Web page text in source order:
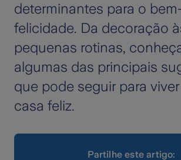
determinantes para o
felicidade. Da decoração
pequenas rotinas,
algumas das principais
que pode seguir para
casa feliz.
Partilhe este artigo: